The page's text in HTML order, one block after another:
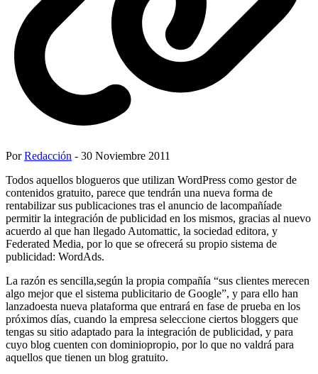
PorRedacción - 30 Noviembre 2011
Todos aquellos blogueros que utilizan WordPress como gestor de
contenidos gratuito, parece que tendrán una nueva forma de
rentabilizar sus publicaciones tras el anuncio de lacompañíade
permitir la integración de publicidad en los mismos, gracias al nuevo
acuerdo al que han llegado Automattic, la sociedad editora, y
Federated Media, por lo que se ofrecerá su propio sistema de
publicidad: WordAds.
La razón es sencilla,según la propia compañía “sus clientes merecen
algo mejor que el sistema publicitario de Google”, y para ello han
lanzadoesta nueva plataforma que entrará en fase de prueba en los
próximos días, cuando la empresa seleccione ciertos bloggers que
tengas su sitio adaptado para la integración de publicidad, y para
cuyo blog cuenten con dominiopropio, por lo que no valdrá para
aquellos que tienen un blog gratuito.